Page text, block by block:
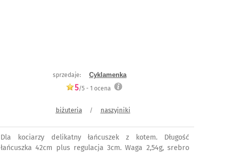
sprzedaje: Cyklamenka
5/5 - 1 ocena
biżuteria / naszyjniki
Dla kociarzy delikatny łańcuszek z kotem. Długość
łańcuszka 42cm plus regulacja 3cm. Waga 2,54g, srebro